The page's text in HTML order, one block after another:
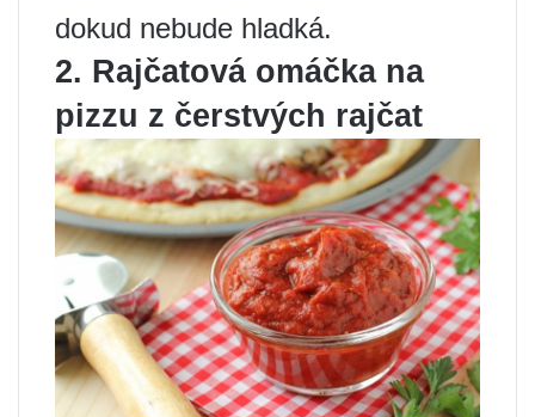
dokud nebude hladká.
2. Rajčatová omáčka na
pizzu z čerstvých rajčat